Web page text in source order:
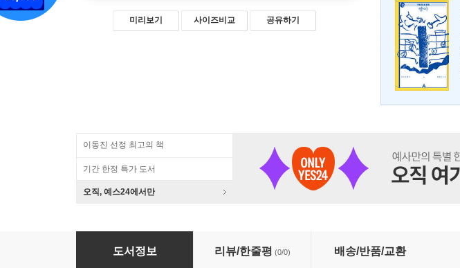
미리보기 사이즈비교 공유하기
이동진 선정 최고의 책
기간 한정 특가 도서
오직, 예스24에서만
남부신서 1 (큰글자책)
도서정보 리뷰/한줄평 (0/0) 배송/반품/교환